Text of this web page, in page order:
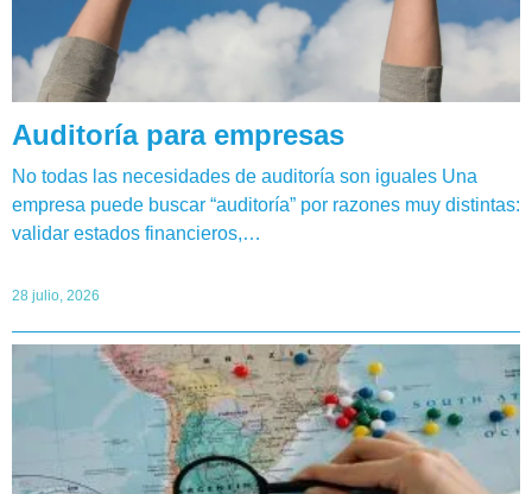
Auditoría para empresas
No todas las necesidades de auditoría son iguales Una
empresa puede buscar “auditoría” por razones muy distintas:
validar estados financieros,…
28 julio, 2026